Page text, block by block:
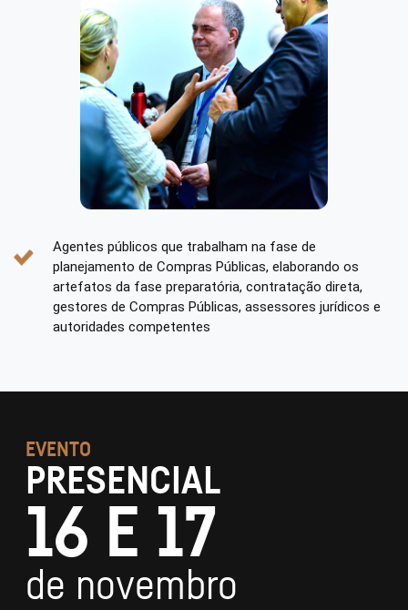
Agentes públicos que trabalham na fase de
planejamento de Compras Públicas, elaborando os
artefatos da fase preparatória, contratação direta,
gestores de Compras Públicas, assessores jurídicos e
autoridades competentes
EVENTO
PRESENCIAL
16 E 17
de novembro